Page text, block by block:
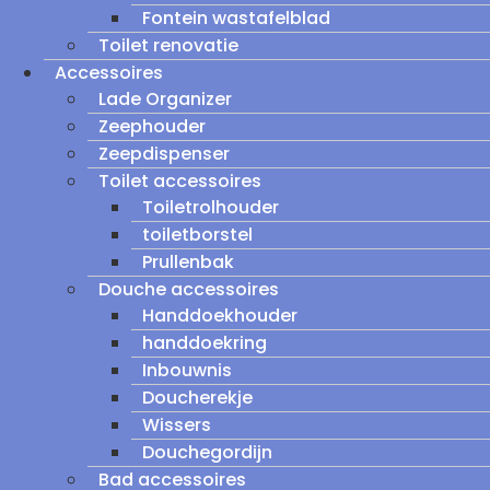
Fontein wastafelblad
Toilet renovatie
Accessoires
Lade Organizer
Zeephouder
Zeepdispenser
Toilet accessoires
Toiletrolhouder
toiletborstel
Prullenbak
Douche accessoires
Handdoekhouder
handdoekring
Inbouwnis
Doucherekje
Wissers
Douchegordijn
Bad accessoires